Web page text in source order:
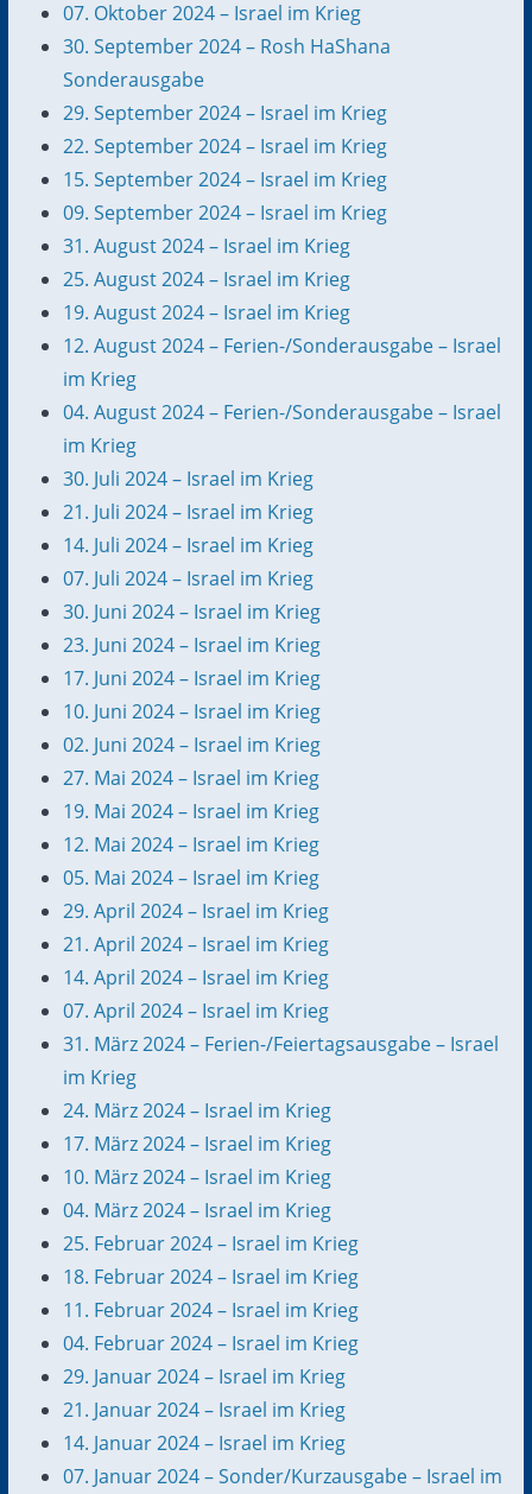
07. Oktober 2024 – Israel im Krieg
30. September 2024 – Rosh HaShana
Sonderausgabe
29. September 2024 – Israel im Krieg
22. September 2024 – Israel im Krieg
15. September 2024 – Israel im Krieg
09. September 2024 – Israel im Krieg
31. August 2024 – Israel im Krieg
25. August 2024 – Israel im Krieg
19. August 2024 – Israel im Krieg
12. August 2024 – Ferien-/Sonderausgabe – Israel
im Krieg
04. August 2024 – Ferien-/Sonderausgabe – Israel
im Krieg
30. Juli 2024 – Israel im Krieg
21. Juli 2024 – Israel im Krieg
14. Juli 2024 – Israel im Krieg
07. Juli 2024 – Israel im Krieg
30. Juni 2024 – Israel im Krieg
23. Juni 2024 – Israel im Krieg
17. Juni 2024 – Israel im Krieg
10. Juni 2024 – Israel im Krieg
02. Juni 2024 – Israel im Krieg
27. Mai 2024 – Israel im Krieg
19. Mai 2024 – Israel im Krieg
12. Mai 2024 – Israel im Krieg
05. Mai 2024 – Israel im Krieg
29. April 2024 – Israel im Krieg
21. April 2024 – Israel im Krieg
14. April 2024 – Israel im Krieg
07. April 2024 – Israel im Krieg
31. März 2024 – Ferien-/Feiertagsausgabe – Israel
im Krieg
24. März 2024 – Israel im Krieg
17. März 2024 – Israel im Krieg
10. März 2024 – Israel im Krieg
04. März 2024 – Israel im Krieg
25. Februar 2024 – Israel im Krieg
18. Februar 2024 – Israel im Krieg
11. Februar 2024 – Israel im Krieg
04. Februar 2024 – Israel im Krieg
29. Januar 2024 – Israel im Krieg
21. Januar 2024 – Israel im Krieg
14. Januar 2024 – Israel im Krieg
07. Januar 2024 – Sonder/Kurzausgabe – Israel im